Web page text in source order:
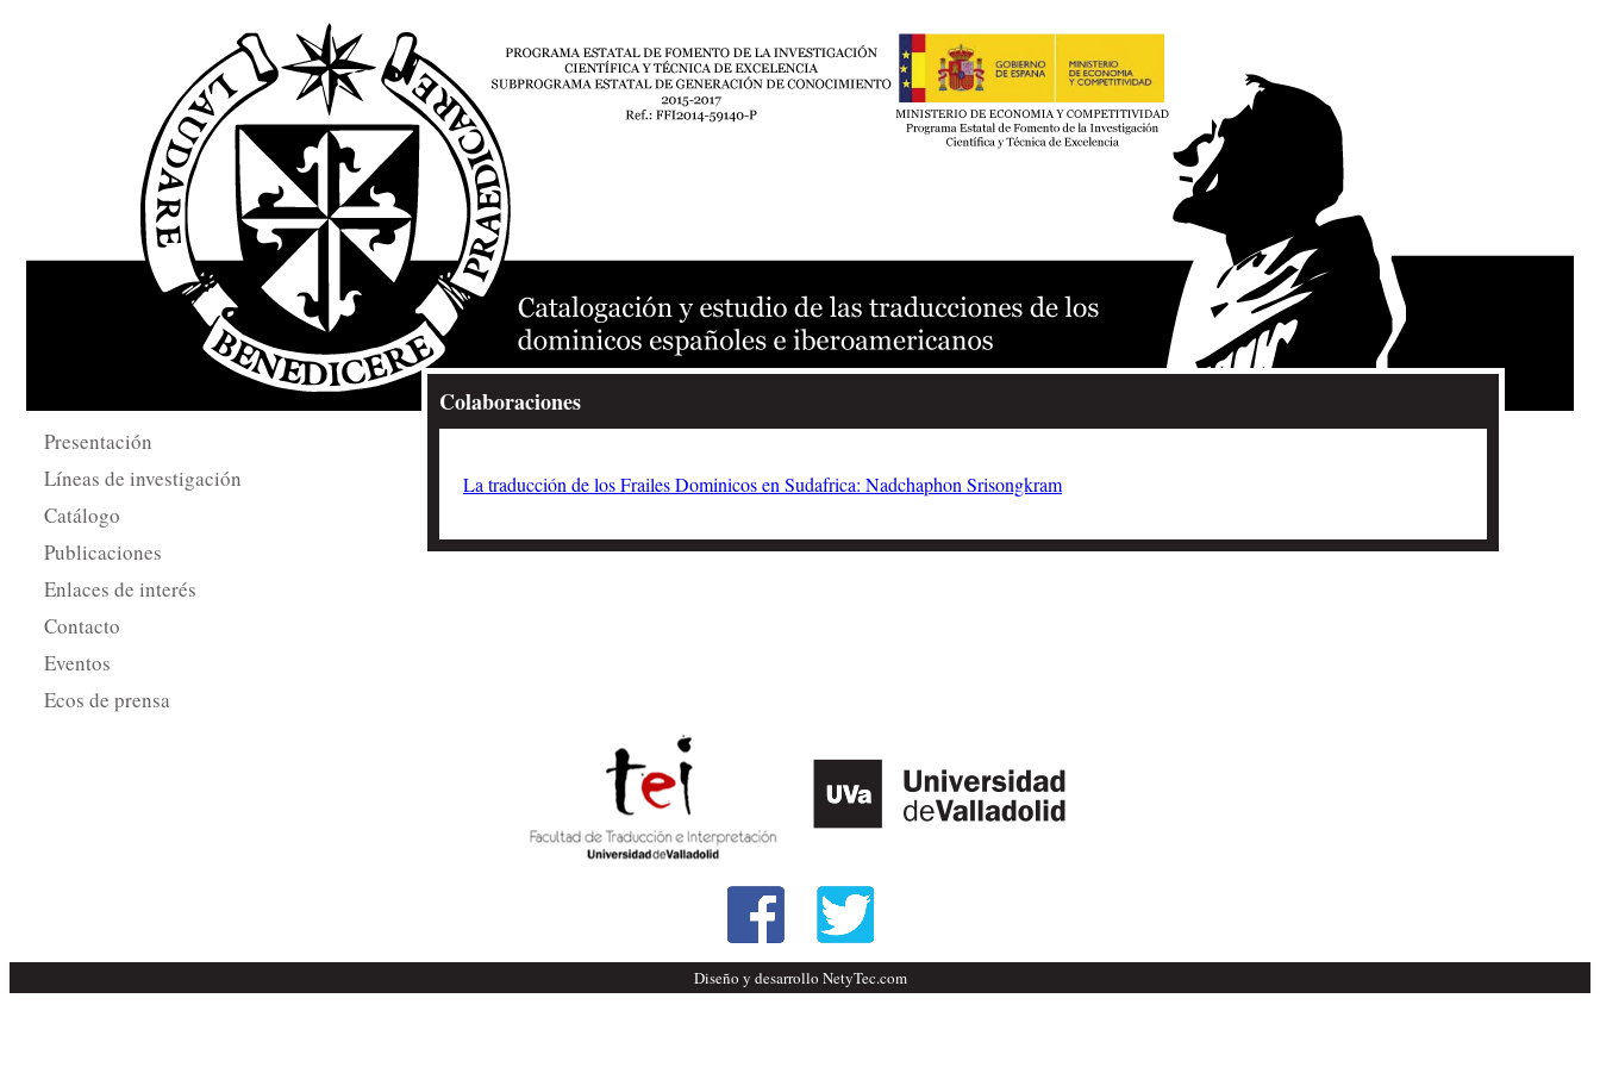
Presentación
Líneas de investigación
Catálogo
Publicaciones
Enlaces de interés
Contacto
Eventos
Ecos de prensa
Colaboraciones
La traducción de los Frailes Dominicos en Sudafrica: Nadchaphon Srisongkram
Diseño y desarrollo NetyTec.com